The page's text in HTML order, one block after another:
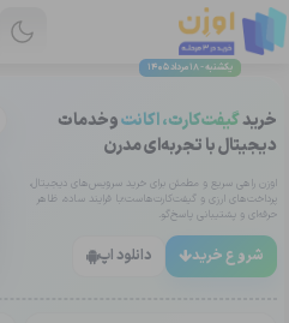
یکشنبه - 18 مرداد 1405
خریدگیفت‌کارت، اکانتوخدمات
دیجیتال با تجربه‌ای مدرن
اوزن راهی سریع و مطمئن برای خرید سرویس‌های دیجیتال،
پرداخت‌های ارزی و گیفت‌کارت‌هاست؛با فرایند ساده، ظاهر
حرفه‌ای و پشتیبانی پاسخ‌گو.
شروع خرید دانلود اپ